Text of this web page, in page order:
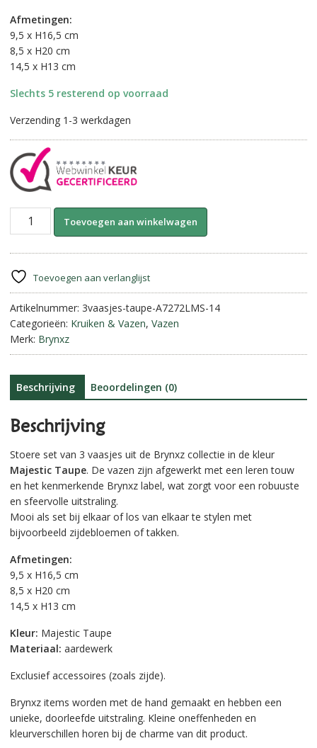
Afmetingen:
9,5 x H16,5 cm
8,5 x H20 cm
14,5 x H13 cm
Slechts 5 resterend op voorraad
Verzending 1-3 werkdagen
Leather
Rope-
Majestic
Taupe
||
Brynxz
Toevoegen aan winkelwagen
n
a
v
Toevoegen aan verlanglijst
Artikelnummer: 3vaasjes-taupe-A7272LMS-14
Categorieën: Kruiken & Vazen, Vazen
Merk: Brynxz
Beschrijving Beoordelingen (0)
Beschrijving
Stoere set van 3 vaasjes uit de Brynxz collectie in de kleur
Majestic Taupe. De vazen zijn afgewerkt met een leren touw
en het kenmerkende Brynxz label, wat zorgt voor een robuuste
en sfeervolle uitstraling.
Mooi als set bij elkaar of los van elkaar te stylen met
bijvoorbeeld zijdebloemen of takken.
Afmetingen:
9,5 x H16,5 cm
8,5 x H20 cm
14,5 x H13 cm
Kleur: Majestic Taupe
Materiaal: aardewerk
Exclusief accessoires (zoals zijde).
Brynxz items worden met de hand gemaakt en hebben een
unieke, doorleefde uitstraling. Kleine oneffenheden en
kleurverschillen horen bij de charme van dit product.